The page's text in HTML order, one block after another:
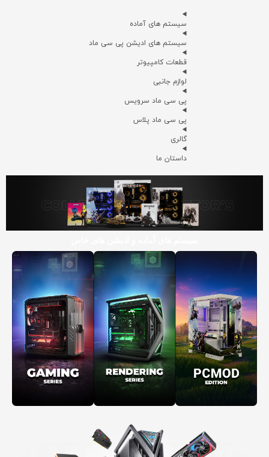
سیستم های آماده
سیستم های ادیشن پی سی ماد
قطعات کامپیوتر
لوازم جانبی
پی سی ماد سرویس
پی سی ماد پلاس
گالری
داستان ما